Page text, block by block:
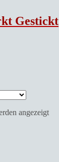
Gestickt
angezeigt